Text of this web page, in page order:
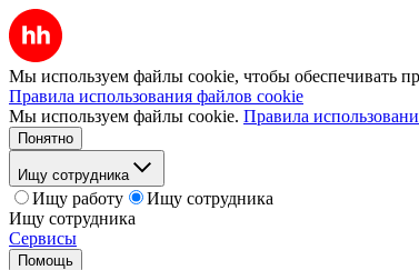
Мы используем файлы cookie, чтобы обеспечивать
Правила использования файлов cookie
Мы используем файлы cookie. Правила
Понятно
Ищу сотрудника
Ищу работу
Ищу сотрудника
Ищу сотрудника
Сервисы
Помощь